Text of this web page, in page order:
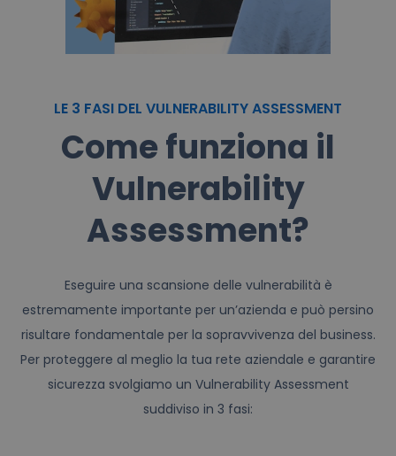
LE 3 FASI DEL VULNERABILITY ASSESSMENT
Come funziona il
Vulnerability
Assessment?
Eseguire una scansione delle vulnerabilità è
estremamente importante per un’azienda e può persino
risultare fondamentale per la sopravvivenza del business.
Per proteggere al meglio la tua rete aziendale e garantire
sicurezza svolgiamo un Vulnerability Assessment
suddiviso in 3 fasi: